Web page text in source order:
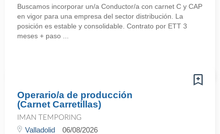
Buscamos incorporar un/a Conductor/a con carnet C y CAP
en vigor para una empresa del sector distribución. La
posición es estable y consolidable. Contrato por ETT 3
meses + paso ...
Operario/a de producción
(Carnet Carretillas)
IMAN TEMPORING
Valladolid 06/08/2026